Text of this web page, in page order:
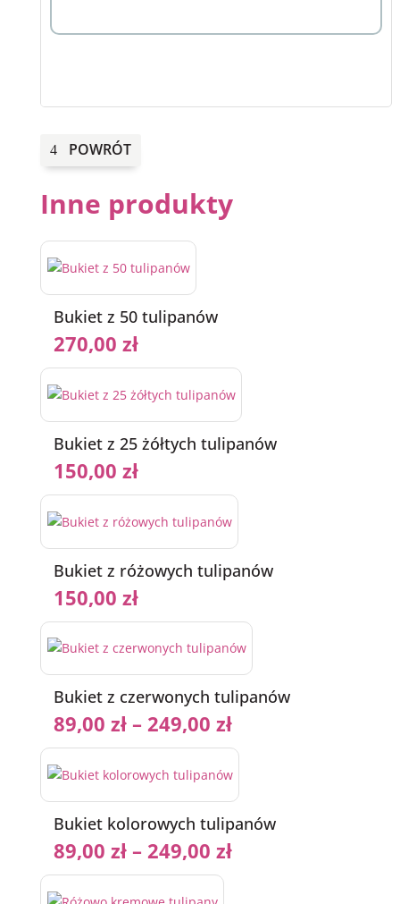
POWRÓT
Inne produkty
Bukiet z 50 tulipanów
270,00 zł
Bukiet z 25 żółtych tulipanów
150,00 zł
Bukiet z różowych tulipanów
150,00 zł
Bukiet z czerwonych tulipanów
89,00 zł– 249,00 zł
Bukiet kolorowych tulipanów
89,00 zł– 249,00 zł